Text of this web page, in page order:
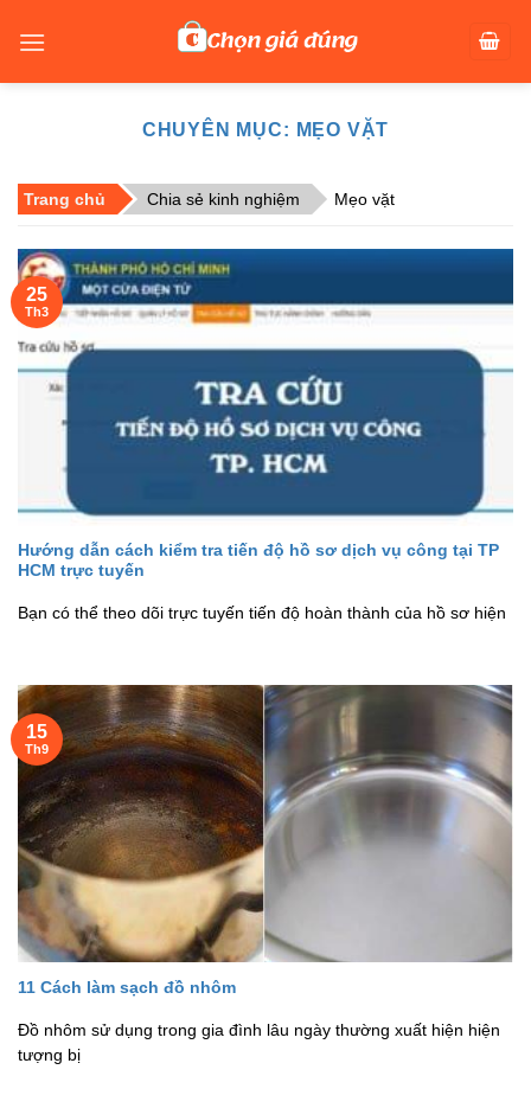
CHUYÊN MỤC: MẸO VẶT
Trang chủ Chia sẻ kinh nghiệm Mẹo vặt
Hướng dẫn cách kiểm tra tiến độ hồ sơ dịch vụ công tại TP
HCM trực tuyến
Bạn có thể theo dõi trực tuyến tiến độ hoàn thành của hồ sơ hiện
25
Th3
11 Cách làm sạch đồ nhôm
Đồ nhôm sử dụng trong gia đình lâu ngày thường xuất hiện hiện
tượng bị
15
Th9